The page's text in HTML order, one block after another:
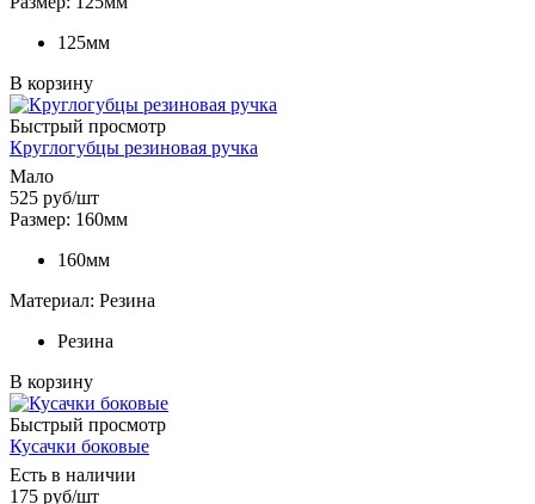
125мм
В корзину
Быстрый просмотр
Круглогубцы резиновая ручка
Мало
525 руб/шт
Размер: 160мм
160мм
Материал: Резина
Резина
В корзину
Быстрый просмотр
Кусачки боковые
Есть в наличии
175 руб/шт